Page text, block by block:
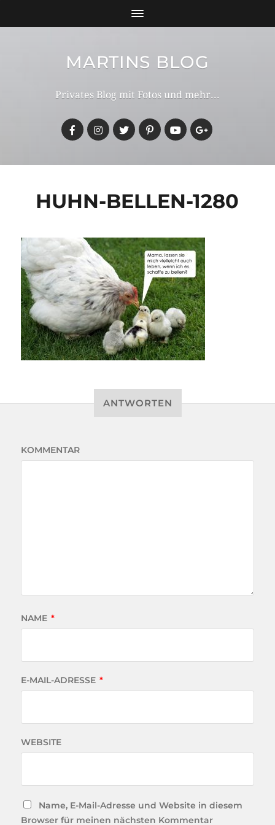
MARTINS BLOG
Privates Blog mit Fotos und mehr...
HUHN-BELLEN-1280
ANTWORTEN
KOMMENTAR
NAME *
E-MAIL-ADRESSE *
WEBSITE
Name, E-Mail-Adresse und Website in diesem
Browser für meinen nächsten Kommentar